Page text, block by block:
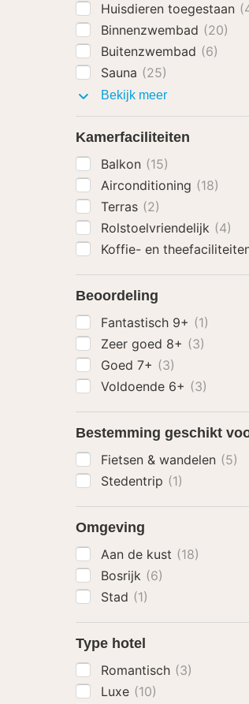
Huisdieren toegestaan
Binnenzwembad (20)
Buitenzwembad (6)
Sauna (25)
Bekijk meerFaciliteiten
Kamerfaciliteiten
Balkon (15)
Airconditioning (18)
Terras (2)
Rolstoelvriendelijk (4)
Koffie- en
Beoordeling
Fantastisch 9+ (1)
Zeer goed 8+ (3)
Goed 7+ (3)
Voldoende 6+ (3)
Bestemming geschikt
Fietsen & wandelen (5)
Stedentrip (1)
Omgeving
Aan de kust (18)
Bosrijk (6)
Stad (1)
Type hotel
Romantisch (3)
Luxe (10)